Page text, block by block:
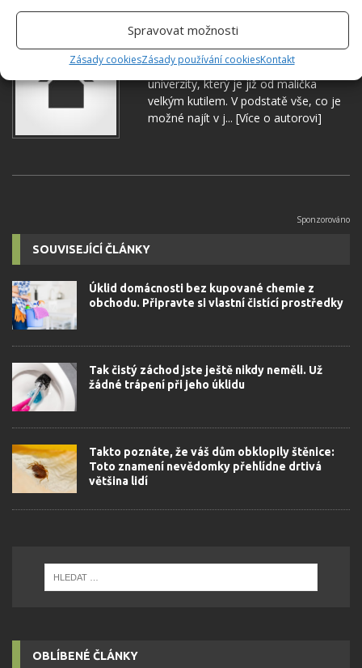
Spravovat možnosti
Zásady cookiesZásady používání cookiesKontakt
Jiří Kolář
Absolvent České zemědělské
univerzity, který je již od malička
velkým kutilem. V podstatě vše, co je
možné najít v j... [Více o autorovi]
SOUVISEJÍCÍ ČLÁNKY
Úklid domácnosti bez kupované chemie z
obchodu. Připravte si vlastní čistící prostředky
Tak čistý záchod jste ještě nikdy neměli. Už
žádné trápení při jeho úklidu
Takto poznáte, že váš dům obklopily štěnice:
Toto znamení nevědomky přehlídne drtivá
většina lidí
OBLÍBENÉ ČLÁNKY